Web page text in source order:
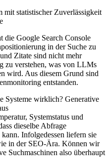
statistischer Zuverlässigkeit
Google Search Console
in der Suche zu
Zitate sind nicht mehr
zu verstehen, was von LLMs
wird. Aus diesem Grund sind
entstanden.
Systeme wirklich? Generative
Systemstatus und
dieselbe Abfrage
Infolgedessen liefern sie
in der SEO-Ära. Können wir
Suchmaschinen also überhaupt